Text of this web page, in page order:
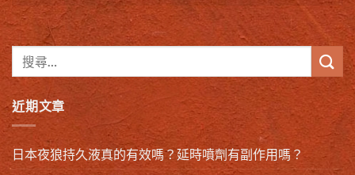
近期文章
日本夜狼持久液真的有效嗎？延時噴劑有副作用嗎？